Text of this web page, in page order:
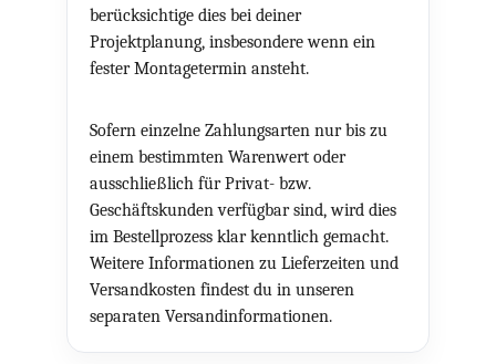
berücksichtige dies bei deiner
Projektplanung, insbesondere wenn ein
fester Montagetermin ansteht.
Sofern einzelne Zahlungsarten nur bis zu
einem bestimmten Warenwert oder
ausschließlich für Privat- bzw.
Geschäftskunden verfügbar sind, wird dies
im Bestellprozess klar kenntlich gemacht.
Weitere Informationen zu Lieferzeiten und
Versandkosten findest du in unseren
separaten Versandinformationen.